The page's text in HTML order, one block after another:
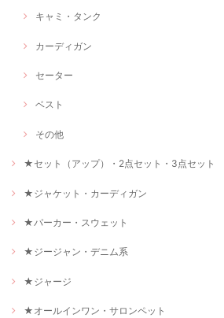
キャミ・タンク
カーディガン
セーター
ベスト
その他
★セット（アップ）・2点セット・3点セット
★ジャケット・カーディガン
★パーカー・スウェット
★ジージャン・デニム系
★ジャージ
★オールインワン・サロンペット